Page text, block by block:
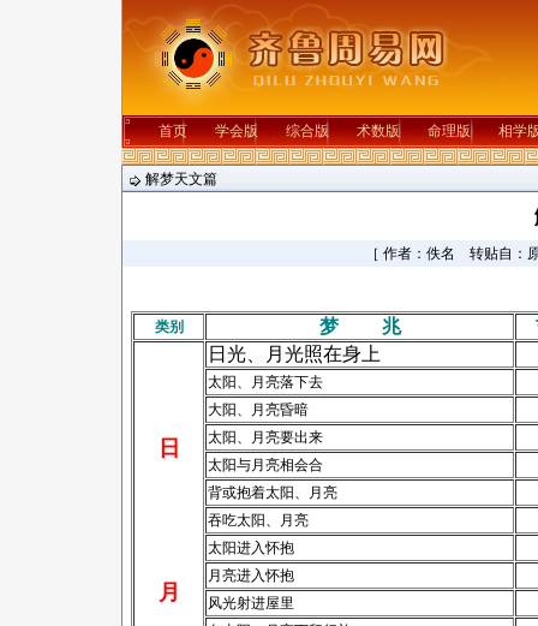
首页 学会版 综合版 术数版 命理版 相学
解梦天文篇
［ 作者：佚名 转贴自
类别 梦 兆
日
月
日光、月光照在身上
太阳、月亮落下去
大阳、月亮昏暗
太阳、月亮要出来
太阳与月亮相会合
背或抱着太阳、月亮
吞吃太阳、月亮
太阳进入怀抱
月亮进入怀抱
风光射进屋里